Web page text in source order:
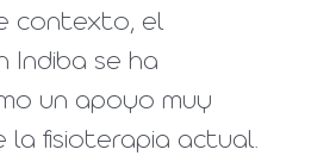
contexto, el
Indiba se ha
un apoyo muy
la fisioterapia actual.